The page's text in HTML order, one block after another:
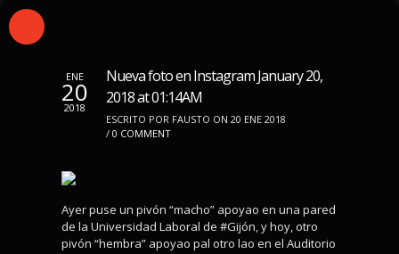
ENE
20
2018
Nueva foto en Instagram January 20,
2018 at 01:14AM
ESCRITO POR FAUSTO ON 20 ENE 2018
/ 0 COMMENT
Ayer puse un pivón “macho” apoyao en una pared
de la Universidad Laboral de #Gijón, y hoy, otro
pivón “hembra” apoyao pal otro lao en el Auditorio